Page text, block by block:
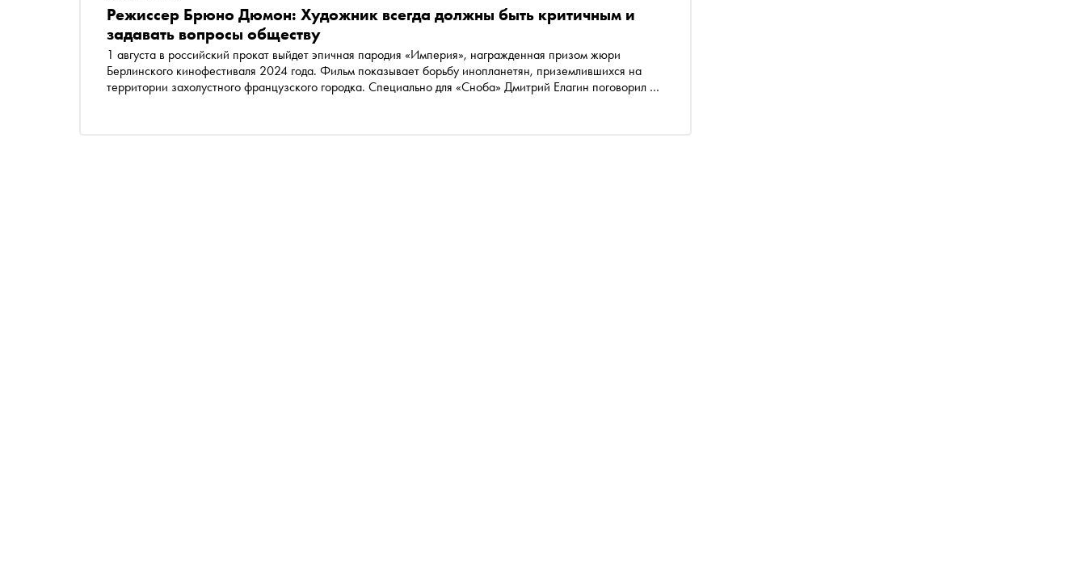
Режиссер Брюно Дюмон: Художник всегда должны быть критичным и
задавать вопросы обществу
1 августа в российский прокат выйдет эпичная пародия «Империя», награжденная призом жюри
Берлинского кинофестиваля 2024 года. Фильм показывает борьбу инопланетян, приземлившихся на
территории захолустного французского городка. Специально для «Сноба» Дмитрий Елагин поговорил с